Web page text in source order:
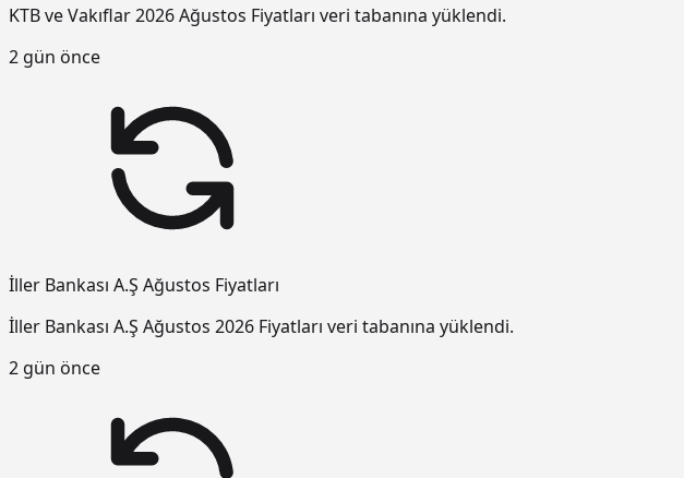
KTB ve Vakıflar 2026 Ağustos Fiyatları veri tabanına yüklendi.
2 gün önce
İller Bankası A.Ş Ağustos Fiyatları
İller Bankası A.Ş Ağustos 2026 Fiyatları veri tabanına yüklendi.
2 gün önce